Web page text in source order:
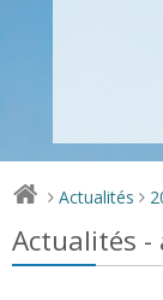
> Actualités >
Actualités -